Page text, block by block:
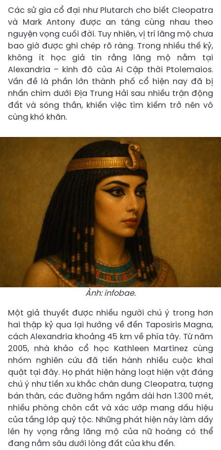
Các sử gia cổ đại như Plutarch cho biết Cleopatra
và Mark Antony được an táng cùng nhau theo
nguyện vọng cuối đời. Tuy nhiên, vị trí lăng mộ chưa
bao giờ được ghi chép rõ ràng. Trong nhiều thế kỷ,
không ít học giả tin rằng lăng mộ nằm tại
Alexandria – kinh đô của Ai Cập thời Ptolemaios.
Vấn đề là phần lớn thành phố cổ hiện nay đã bị
nhấn chìm dưới Địa Trung Hải sau nhiều trận động
đất và sóng thần, khiến việc tìm kiếm trở nên vô
cùng khó khăn.
Ảnh: infobae.
Một giả thuyết được nhiều người chú ý trong hơn
hai thập kỷ qua lại hướng về đền Taposiris Magna,
cách Alexandria khoảng 45 km về phía tây. Từ năm
2005, nhà khảo cổ học Kathleen Martinez cùng
nhóm nghiên cứu đã tiến hành nhiều cuộc khai
quật tại đây. Họ phát hiện hàng loạt hiện vật đáng
chú ý như tiền xu khắc chân dung Cleopatra, tượng
bán thân, các đường hầm ngầm dài hơn 1.300 mét,
nhiều phòng chôn cất và xác ướp mang dấu hiệu
của tầng lớp quý tộc. Những phát hiện này làm dấy
lên hy vọng rằng lăng mộ của nữ hoàng có thể
đang nằm sâu dưới lòng đất của khu đền.